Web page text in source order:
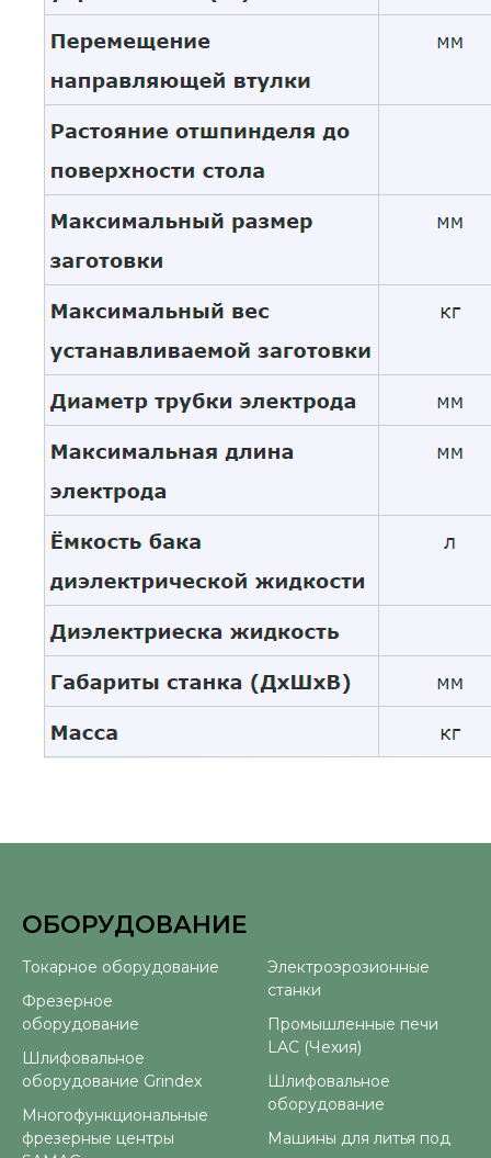
ОБОРУДОВАНИЕ
Токарное оборудование
Фрезерное
оборудование
Шлифовальное
оборудование Grindex
Многофункциональные
фрезерные центры
Электроэрозионные
станки
Промышленные печи
LAC (Чехия)
Шлифовальное
оборудование
Машины для литья под